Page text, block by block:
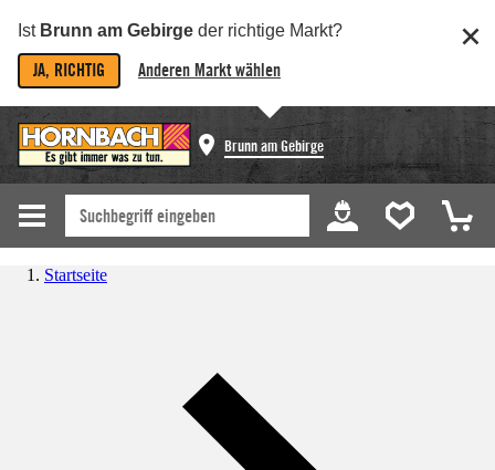
Ist Brunn am Gebirge der richtige Markt?
JA, RICHTIG Anderen Markt wählen
Brunn am Gebirge
Startseite